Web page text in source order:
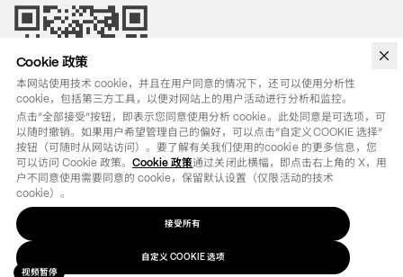
视频暂停
OTB SPA - ALL RIGHTS RESERVED - VAT IT01571110244
法律条款
Cookie 政策
本网站使用技术 cookie，并且在用户同意的情况下，还可以使用分析性
cookie，包括第三方工具，以便对网站上的用户活动进行分析和监控。
点击“全部接受”按钮，即表示您同意使用分析 cookie。此处同意是可选项，可
以随时撤销。如果用户希望管理自己的偏好，可以点击“自定义COOKIE 选择”
按钮（可随时从网站访问）。要了解有关我们使用的cookie 的更多信息，您
可以访问 Cookie 政策。Cookie 政策通过关闭此横幅，即点击右上角的 X，用
户不同意使用需要同意的 cookie，保留默认设置（仅限活动的技术
cookie）。
接受所有
自定义 COOKIE 选项